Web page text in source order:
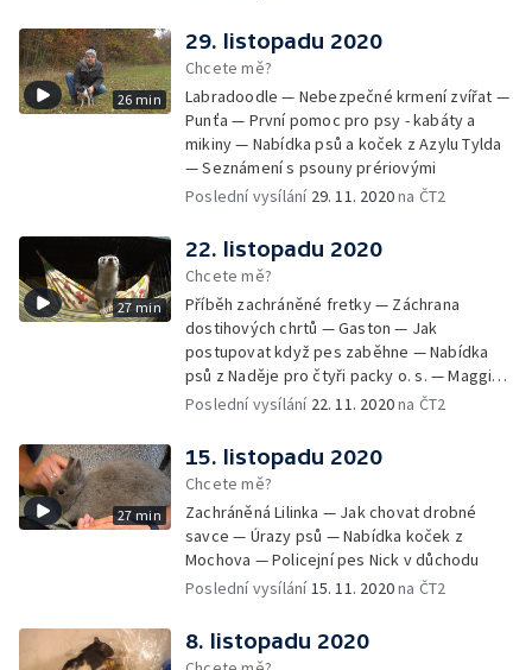
26 min
29. listopadu 2020
Chcete mě?
Labradoodle — Nebezpečné krmení zvířat —
Punťa — První pomoc pro psy - kabáty a
mikiny — Nabídka psů a koček z Azylu Tylda
— Seznámení s psouny prériovými
Poslední vysílání 29. 11. 2020na ČT2
27 min
22. listopadu 2020
Chcete mě?
Příběh zachráněné fretky — Záchrana
dostihových chrtů — Gaston — Jak
postupovat když pes zaběhne — Nabídka
psů z Naděje pro čtyři packy o. s. — Maggie -
aktivní stáří v kočárku
Poslední vysílání 22. 11. 2020na ČT2
27 min
15. listopadu 2020
Chcete mě?
Zachráněná Lilinka — Jak chovat drobné
savce — Úrazy psů — Nabídka koček z
Mochova — Policejní pes Nick v důchodu
Poslední vysílání 15. 11. 2020na ČT2
8. listopadu 2020